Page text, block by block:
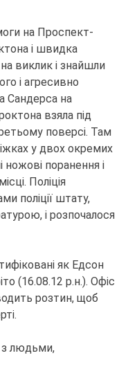
на Проспект-
і швидка
виклик і знайшли
і агресивно
Сандерса на
взяла під
поверсі. Там
у двох окремих
ножові поранення і
Поліція
поліції штату,
і розпочалося
як Едсон
(16.08.12 р.н.). Офіс
розтин, щоб
з людьми,